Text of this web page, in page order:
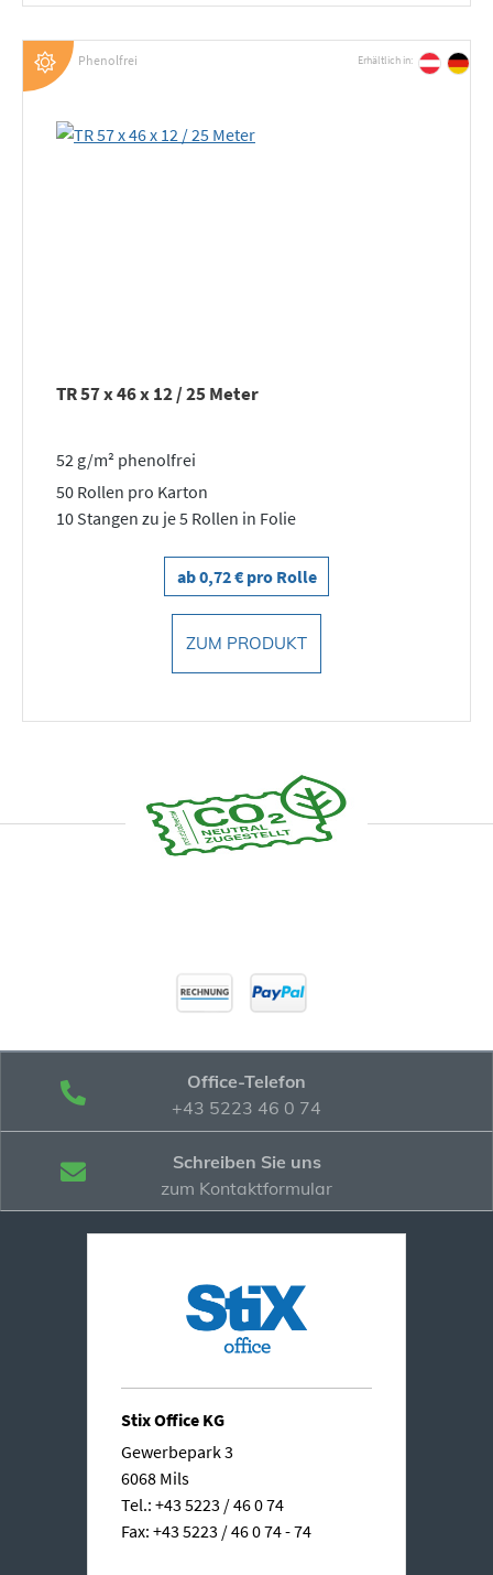
Phenolfrei Erhältlich in:
TR 57 x 46 x 12 / 25 Meter
52 g/m² phenolfrei
50 Rollen pro Karton
10 Stangen zu je 5 Rollen in Folie
ab 0,72 € pro Rolle
ZUM PRODUKT
Office-Telefon
+43 5223 46 0 74
Schreiben Sie uns
zum Kontaktformular
Stix Office KG
Gewerbepark 3
6068 Mils
Tel.: +43 5223 / 46 0 74
Fax: +43 5223 / 46 0 74 - 74